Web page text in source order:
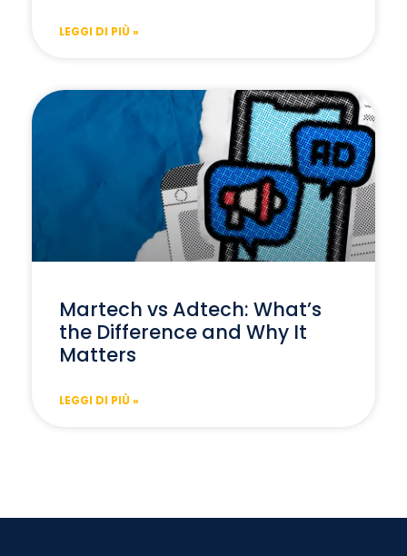
LEGGI DI PIÙ »
Martech vs Adtech: What’s
the Difference and Why It
Matters
LEGGI DI PIÙ »